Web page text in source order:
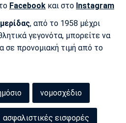
Facebook και στο Instagram
, από το 1958 μέχρι
γεγονότα, μπορείτε να
σε προνομιακή τιμή από το
νομοσχέδιο
ασφαλιστικές εισφορές